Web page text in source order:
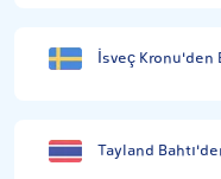
İsveç Kronu'den
Tayland